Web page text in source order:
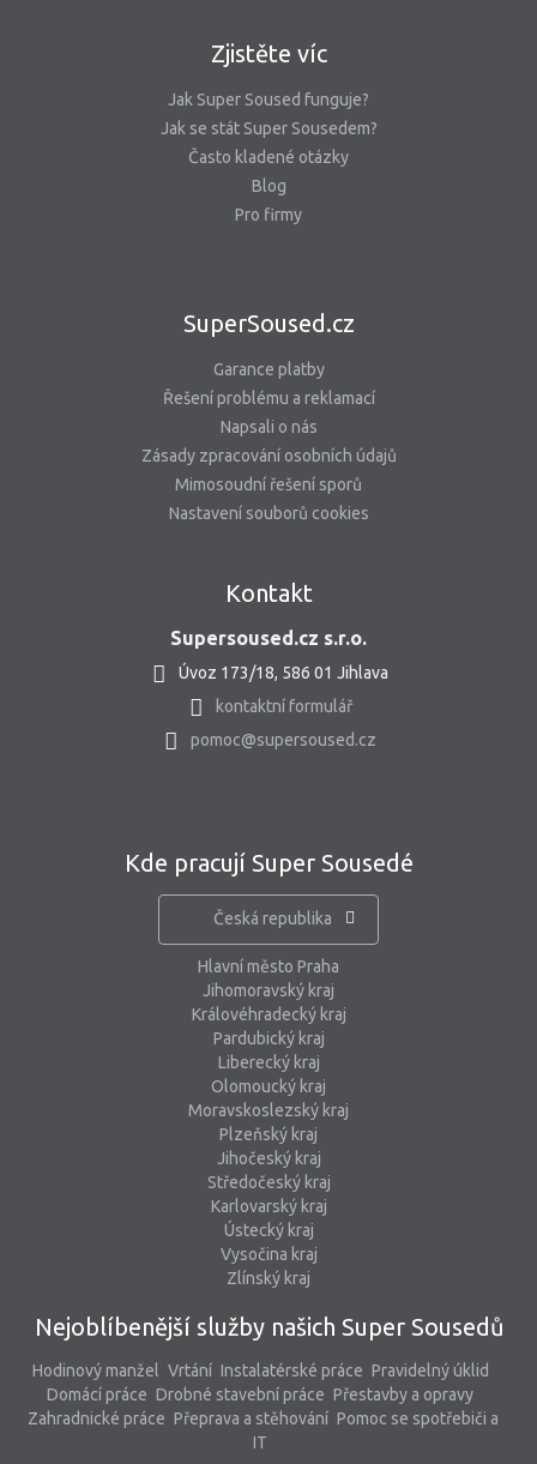
Zjistěte víc
Jak Super Soused funguje?
Jak se stát Super Sousedem?
Často kladené otázky
Blog
Pro firmy
SuperSoused.cz
Garance platby
Řešení problému a reklamací
Napsali o nás
Zásady zpracování osobních údajů
Mimosoudní řešení sporů
Nastavení souborů cookies
Kontakt
Supersoused.cz s.r.o.
Úvoz 173/18, 586 01 Jihlava
kontaktní formulář
pomoc@supersoused.cz
Kde pracují Super Sousedé
Česká republika
Hlavní město Praha
Jihomoravský kraj
Královéhradecký kraj
Pardubický kraj
Liberecký kraj
Olomoucký kraj
Moravskoslezský kraj
Plzeňský kraj
Jihočeský kraj
Středočeský kraj
Karlovarský kraj
Ústecký kraj
Vysočina kraj
Zlínský kraj
Nejoblíbenější služby našich Super Sousedů
Hodinový manžel Vrtání Instalatérské práce Pravidelný úklid
Domácí práce Drobné stavební práce Přestavby a opravy
Zahradnické práce Přeprava a stěhování Pomoc se spotřebiči a
IT